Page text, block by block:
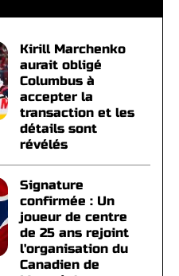
Kirill Marchenko
aurait obligé
Columbus à
accepter la
transaction et les
détails sont
révélés
Signature
confirmée : Un
joueur de centre
de 25 ans rejoint
l'organisation du
Canadien de